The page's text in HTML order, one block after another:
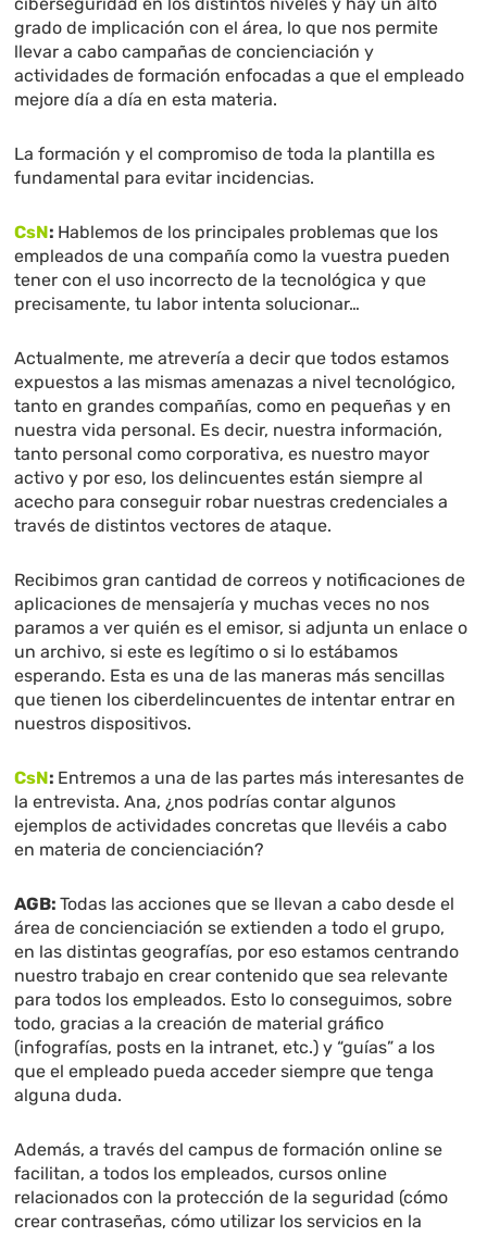
grado de implicación con el área, lo que nos permite
llevar a cabo campañas de concienciación y
actividades de formación enfocadas a que el empleado
mejore día a día en esta materia.
La formación y el compromiso de toda la plantilla es
fundamental para evitar incidencias.
CsN: Hablemos de los principales problemas que los
empleados de una compañía como la vuestra pueden
tener con el uso incorrecto de la tecnológica y que
precisamente, tu labor intenta solucionar…
Actualmente, me atrevería a decir que todos estamos
expuestos a las mismas amenazas a nivel tecnológico,
tanto en grandes compañías, como en pequeñas y en
nuestra vida personal. Es decir, nuestra información,
tanto personal como corporativa, es nuestro mayor
activo y por eso, los delincuentes están siempre al
acecho para conseguir robar nuestras credenciales a
través de distintos vectores de ataque.
Recibimos gran cantidad de correos y notificaciones de
aplicaciones de mensajería y muchas veces no nos
paramos a ver quién es el emisor, si adjunta un enlace o
un archivo, si este es legítimo o si lo estábamos
esperando. Esta es una de las maneras más sencillas
que tienen los ciberdelincuentes de intentar entrar en
nuestros dispositivos.
CsN: Entremos a una de las partes más interesantes de
la entrevista. Ana, ¿nos podrías contar algunos
ejemplos de actividades concretas que llevéis a cabo
en materia de concienciación?
AGB:Todas las acciones que se llevan a cabo desde el
área de concienciación se extienden a todo el grupo,
en las distintas geografías, por eso estamos centrando
nuestro trabajo en crear contenido que sea relevante
para todos los empleados. Esto lo conseguimos, sobre
todo, gracias a la creación de material gráfico
(infografías, posts en la intranet, etc.) y “guías” a los
que el empleado pueda acceder siempre que tenga
alguna duda.
Además, a través del campus de formación online se
facilitan, a todos los empleados, cursos online
relacionados con la protección de la seguridad (cómo
crear contraseñas, cómo utilizar los servicios en la